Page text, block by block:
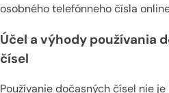
osobného telefónneho čísla
Účel a výhody používania
čísel
Používanie dočasných čísel nie